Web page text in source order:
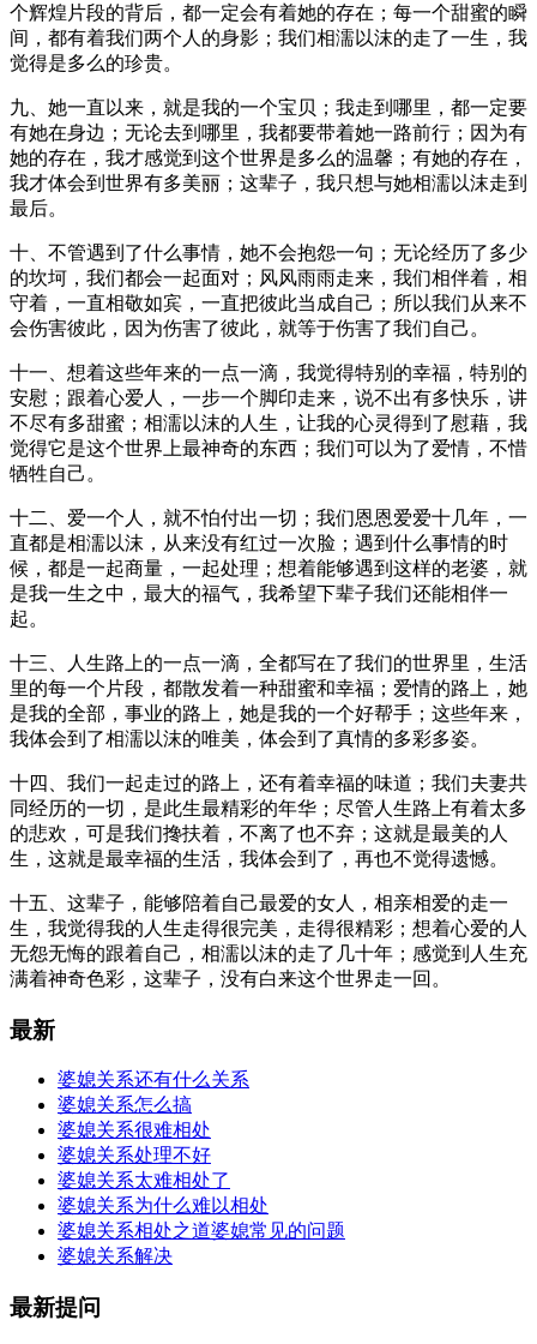
个辉煌片段的背后，都一定会有着她的存在；每一个甜蜜的瞬
间，都有着我们两个人的身影；我们相濡以沫的走了一生，我
觉得是多么的珍贵。
九、她一直以来，就是我的一个宝贝；我走到哪里，都一定要
有她在身边；无论去到哪里，我都要带着她一路前行；因为有
她的存在，我才感觉到这个世界是多么的温馨；有她的存在，
我才体会到世界有多美丽；这辈子，我只想与她相濡以沫走到
最后。
十、不管遇到了什么事情，她不会抱怨一句；无论经历了多少
的坎坷，我们都会一起面对；风风雨雨走来，我们相伴着，相
守着，一直相敬如宾，一直把彼此当成自己；所以我们从来不
会伤害彼此，因为伤害了彼此，就等于伤害了我们自己。
十一、想着这些年来的一点一滴，我觉得特别的幸福，特别的
安慰；跟着心爱人，一步一个脚印走来，说不出有多快乐，讲
不尽有多甜蜜；相濡以沫的人生，让我的心灵得到了慰藉，我
觉得它是这个世界上最神奇的东西；我们可以为了爱情，不惜
牺牲自己。
十二、爱一个人，就不怕付出一切；我们恩恩爱爱十几年，一
直都是相濡以沫，从来没有红过一次脸；遇到什么事情的时
候，都是一起商量，一起处理；想着能够遇到这样的老婆，就
是我一生之中，最大的福气，我希望下辈子我们还能相伴一
起。
十三、人生路上的一点一滴，全都写在了我们的世界里，生活
里的每一个片段，都散发着一种甜蜜和幸福；爱情的路上，她
是我的全部，事业的路上，她是我的一个好帮手；这些年来，
我体会到了相濡以沫的唯美，体会到了真情的多彩多姿。
十四、我们一起走过的路上，还有着幸福的味道；我们夫妻共
同经历的一切，是此生最精彩的年华；尽管人生路上有着太多
的悲欢，可是我们搀扶着，不离了也不弃；这就是最美的人
生，这就是最幸福的生活，我体会到了，再也不觉得遗憾。
十五、这辈子，能够陪着自己最爱的女人，相亲相爱的走一
生，我觉得我的人生走得很完美，走得很精彩；想着心爱的人
无怨无悔的跟着自己，相濡以沫的走了几十年；感觉到人生充
满着神奇色彩，这辈子，没有白来这个世界走一回。
最新
婆媳关系还有什么关系
婆媳关系怎么搞
婆媳关系很难相处
婆媳关系处理不好
婆媳关系太难相处了
婆媳关系为什么难以相处
婆媳关系相处之道婆媳常见的问题
婆媳关系解决
最新提问